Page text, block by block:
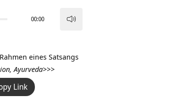
00:00
eines Satsangs
Ayurveda>>>
Link